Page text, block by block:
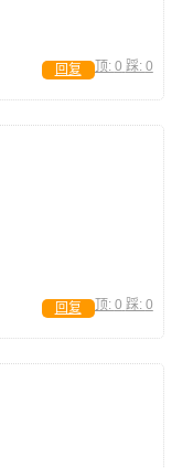
顶: 0 踩: 0
回复
顶: 0 踩: 0
回复